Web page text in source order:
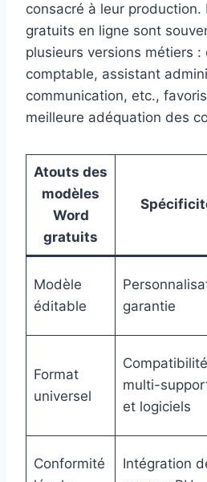
consacré à leur production.
gratuits en ligne sont
plusieurs versions métiers :
comptable, assistant
communication, etc.,
meilleure adéquation des
Atouts des
modèles
Word
gratuits
Modèle
éditable
garantie
Format
universel
Compatibilité
multi-
et logiciels
Conformité
Intégration